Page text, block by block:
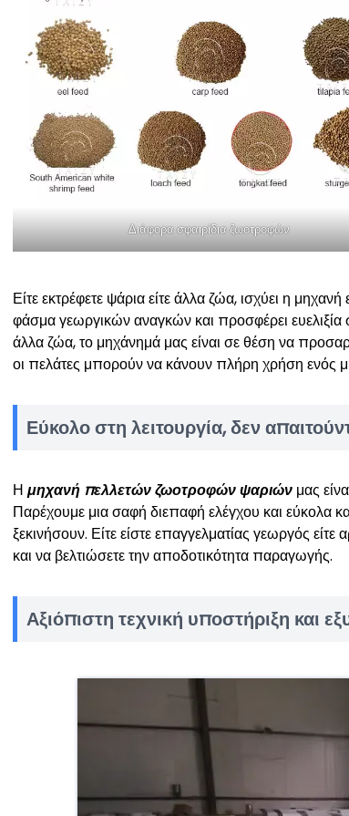
Διάφορα σφαιρίδια ζωοτροφών
Είτε εκτρέφετε ψάρια είτε άλλα ζώα, ισχύει η
φάσμα γεωργικών αναγκών και προσφέρει ευελιξία
άλλα ζώα, το μηχάνημά μας είναι σε θέση να
οι πελάτες μπορούν να κάνουν πλήρη χρήση ενός
Εύκολο στη λειτουργία, δεν
Η μηχανή πελλετών ζωοτροφών ψαριών μας
Παρέχουμε μια σαφή διεπαφή ελέγχου και εύκολα
ξεκινήσουν. Είτε είστε επαγγελματίας γεωργός είτε
και να βελτιώσετε την αποδοτικότητα παραγωγής.
Αξιόπιστη τεχνική υποστήριξη και